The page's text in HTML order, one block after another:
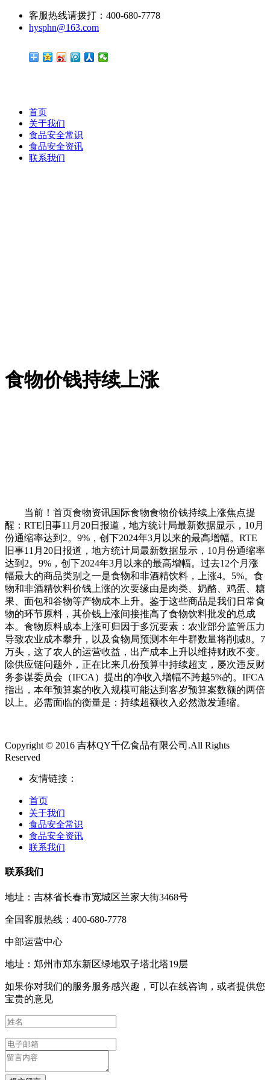
客服热线请拨打：400-680-7778
hysphn@163.com
首页
关于我们
食品安全常识
食品安全资讯
联系我们
食物价钱持续上涨
当前！首页食物资讯国际食物食物价钱持续上涨焦点提
醒：RTE旧事11月20日报道，地方统计局最新数据显示，10月
份通缩率达到2。9%，创下2024年3月以来的最高增幅。RTE
旧事11月20日报道，地方统计局最新数据显示，10月份通缩率
达到2。9%，创下2024年3月以来的最高增幅。过去12个月涨
幅最大的商品类别之一是食物和非酒精饮料，上涨4。5%。食
物和非酒精饮料价钱上涨的次要缘由是肉类、奶酪、鸡蛋、糖
果、面包和谷物等产物成本上升。鉴于这些商品是我们日常食
物的环节原料，其价钱上涨间接推高了食物饮料批发的总成
本。食物原料成本上涨可归因于多沉要素：农业部分监管压力
导致农业成本攀升，以及食物局预测本年牛群数量将削减8。7
万头，这了农人的运营收益，出产成本上升以维持财政不变。
除供应链问题外，正在比来几份预算中持续超支，屡次违反财
务参谋委员会（IFCA）提出的净收入增幅不跨越5%的。IFCA
指出，本年预算案的收入规模可能达到客岁预算案数额的两倍
以上。必需面临的衡量是：持续超额收入必然激发通缩。
Copyright © 2016 吉林QY千亿食品有限公司.All Rights
Reserved
友情链接：
首页
关于我们
食品安全常识
食品安全资讯
联系我们
联系我们
地址：吉林省长春市宽城区兰家大街3468号
全国客服热线：400-680-7778
中部运营中心
地址：郑州市郑东新区绿地双子塔北塔19层
如果你对我们的服务服务感兴趣，可以在线咨询，或者提供您
宝贵的意见